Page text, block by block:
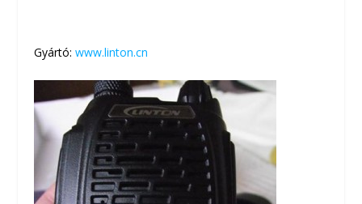
Gyártó:www.linton.cn